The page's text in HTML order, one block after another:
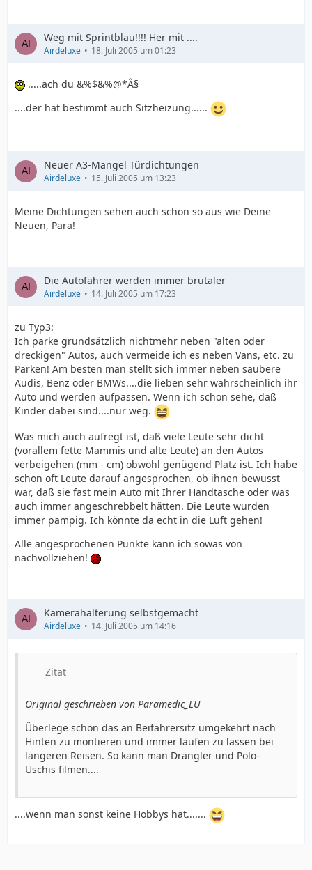
Weg mit Sprintblau!!!! Her mit ....
Airdeluxe 18. Juli 2005 um 01:23
.....ach du &%$&%@*Â§
....der hat bestimmt auch Sitzheizung......
Neuer A3-Mangel Türdichtungen
Airdeluxe 15. Juli 2005 um 13:23
Meine Dichtungen sehen auch schon so aus wie Deine
Neuen, Para!
Die Autofahrer werden immer brutaler
Airdeluxe 14. Juli 2005 um 17:23
zu Typ3:
Ich parke grundsätzlich nichtmehr neben "alten oder
dreckigen" Autos, auch vermeide ich es neben Vans, etc. zu
Parken! Am besten man stellt sich immer neben saubere
Audis, Benz oder BMWs....die lieben sehr wahrscheinlich ihr
Auto und werden aufpassen. Wenn ich schon sehe, daß
Kinder dabei sind....nur weg.
Was mich auch aufregt ist, daß viele Leute sehr dicht
(vorallem fette Mammis und alte Leute) an den Autos
verbeigehen (mm - cm) obwohl genügend Platz ist. Ich habe
schon oft Leute darauf angesprochen, ob ihnen bewusst
war, daß sie fast mein Auto mit Ihrer Handtasche oder was
auch immer angeschrebbelt hätten. Die Leute wurden
immer pampig. Ich könnte da echt in die Luft gehen!
Alle angesprochenen Punkte kann ich sowas von
nachvollziehen!
Kamerahalterung selbstgemacht
Airdeluxe 14. Juli 2005 um 14:16
Zitat
Original geschrieben von Paramedic_LU
Überlege schon das an Beifahrersitz umgekehrt nach
Hinten zu montieren und immer laufen zu lassen bei
längeren Reisen. So kann man Drängler und Polo-
Uschis filmen....
....wenn man sonst keine Hobbys hat.......